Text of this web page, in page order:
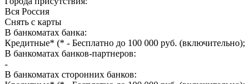
Вся Россия
Снять с карты
В банкоматах банка:
Кредитные* (* - Бесплатно до 100 000 руб.
В банкоматах банков-партнеров:
-
В банкоматах сторонних банков: